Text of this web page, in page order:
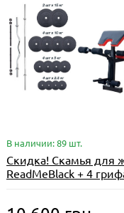
В наличии: 89 шт.
Скидка! Скамья для
ReadMeBlack + 4